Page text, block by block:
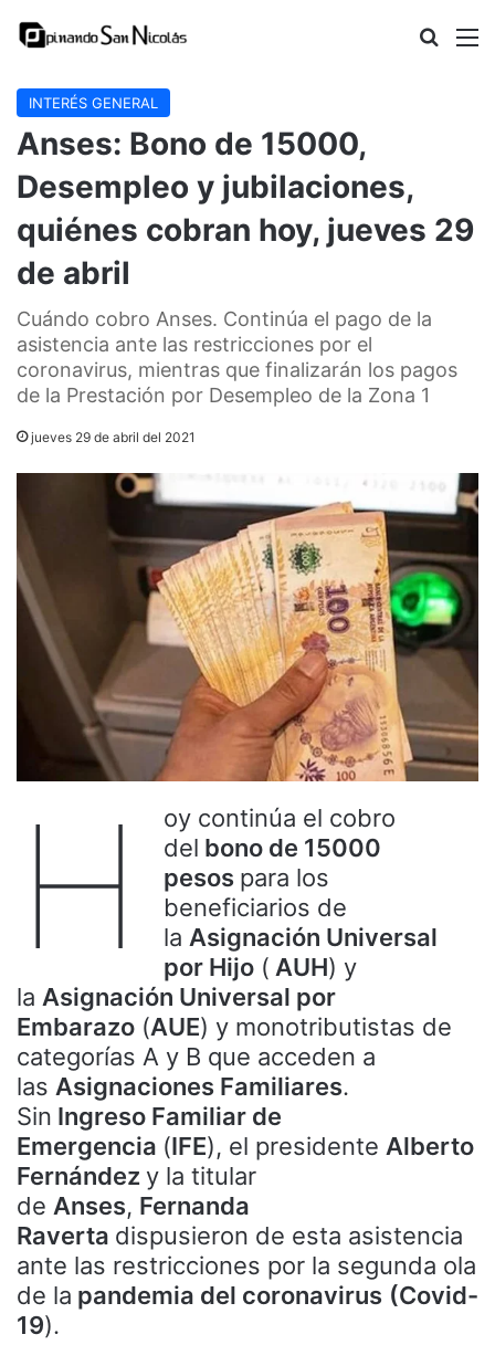
Buscar
INTERÉS GENERAL
Anses: Bono de 15000,
Desempleo y jubilaciones,
quiénes cobran hoy, jueves 29
de abril
Cuándo cobro Anses. Continúa el pago de la
asistencia ante las restricciones por el
coronavirus, mientras que finalizarán los pagos
de la Prestación por Desempleo de la Zona 1
jueves 29 de abril del 2021
H
oy continúa el cobro
del bono de 15000
pesos para los
beneficiarios de
la Asignación Universal
por Hijo ( AUH) y
la Asignación Universal por
Embarazo (AUE) y monotributistas de
categorías A y B que acceden a
las Asignaciones Familiares.
Sin Ingreso Familiar de
Emergencia (IFE), el presidente Alberto
Fernández y la titular
de Anses, Fernanda
Raverta dispusieron de esta asistencia
ante las restricciones por la segunda ola
de la pandemia del coronavirus (Covid-
19).